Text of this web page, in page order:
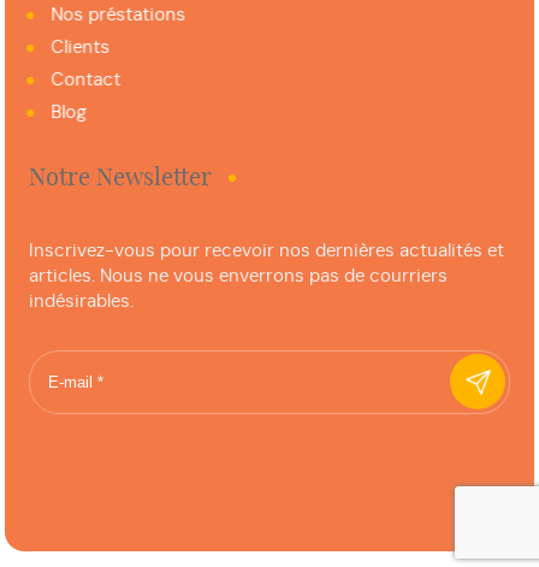
Nos préstations
Clients
Contact
Blog
Notre Newsletter
Inscrivez-vous pour recevoir nos dernières actualités et
articles. Nous ne vous enverrons pas de courriers
indésirables.